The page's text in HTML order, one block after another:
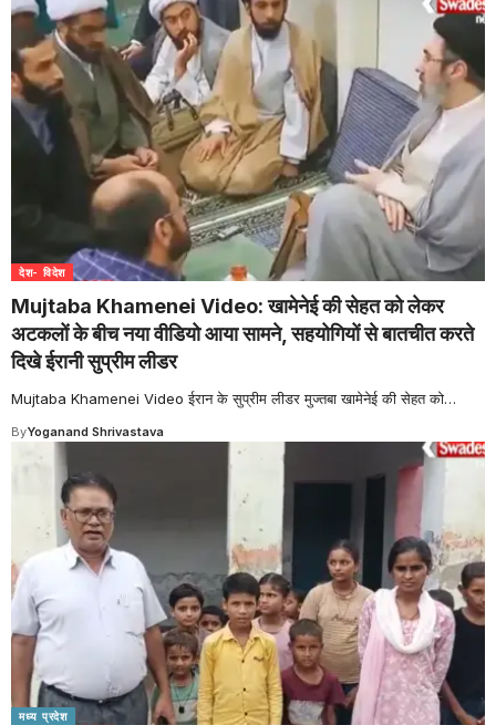
देश- विदेश
Mujtaba Khamenei Video: खामेनेई की सेहत को लेकर
अटकलों के बीच नया वीडियो आया सामने, सहयोगियों से बातचीत करते
दिखे ईरानी सुप्रीम लीडर
Mujtaba Khamenei Video ईरान के सुप्रीम लीडर मुज्तबा खामेनेई की सेहत को…
ByYoganand Shrivastava
मध्य प्रदेश